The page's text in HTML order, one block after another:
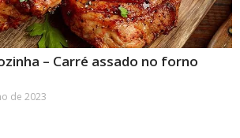
– Carré assado no forno
de 2023